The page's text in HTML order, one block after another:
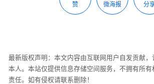
赞 微海报 分
最新版权声明：本文内容由互联网用户自发贡献
本人。本站仅提供信息存储空间服务，不拥有所
责任。如有侵权请联系删除！